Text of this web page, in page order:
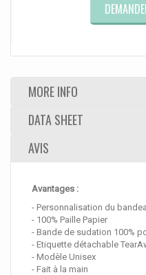
MORE INFO
DATA SHEET
AVIS
Avantages :
- Personnalisation du
- 100% Paille Papier
- Bande de sudation 100%
- Etiquette détachable
- Modèle Unisex
- Fait à la main